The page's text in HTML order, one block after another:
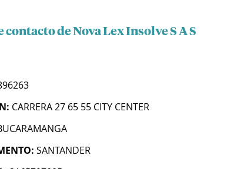
contacto de Nova Lex Insolve S A S
CARRERA 27 65 55 CITY CENTER
SANTANDER